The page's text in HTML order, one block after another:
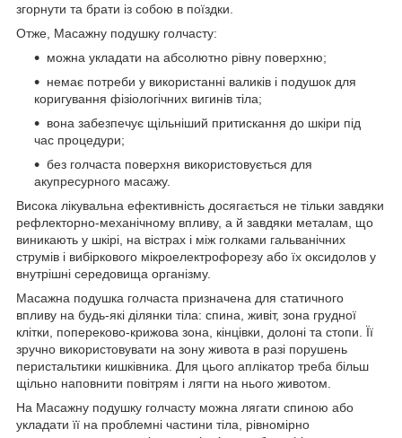
згорнути та брати із собою в поїздки.
Отже, Масажну подушку голчасту:
можна укладати на абсолютно рівну поверхню;
немає потреби у використанні валиків і подушок для
коригування фізіологічних вигинів тіла;
вона забезпечує щільніший притискання до шкіри під
час процедури;
без голчаста поверхня використовується для
акупресурного масажу.
Висока лікувальна ефективність досягається не тільки завдяки
рефлекторно-механічному впливу, а й завдяки металам, що
виникають у шкірі, на вістрах і між голками гальванічних
струмів і вибіркового мікроелектрофорезу або їх оксидолов у
внутрішні середовища організму.
Масажна подушка голчаста призначена для статичного
впливу на будь-які ділянки тіла: спина, живіт, зона грудної
клітки, попереково-крижова зона, кінцівки, долоні та стопи. Її
зручно використовувати на зону живота в разі порушень
перистальтики кишківника. Для цього аплікатор треба більш
щільно наповнити повітрям і лягти на нього животом.
На Масажну подушку голчасту можна лягати спиною або
укладати її на проблемні частини тіла, рівномірно